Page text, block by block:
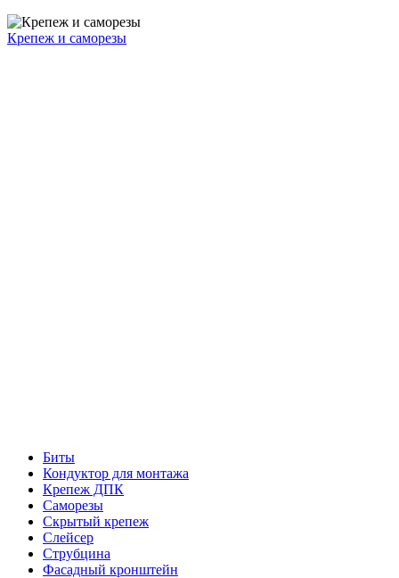
Крепеж и саморезы
Биты
Кондуктор для монтажа
Крепеж ДПК
Саморезы
Скрытый крепеж
Слейсер
Струбцина
Фасадный кронштейн